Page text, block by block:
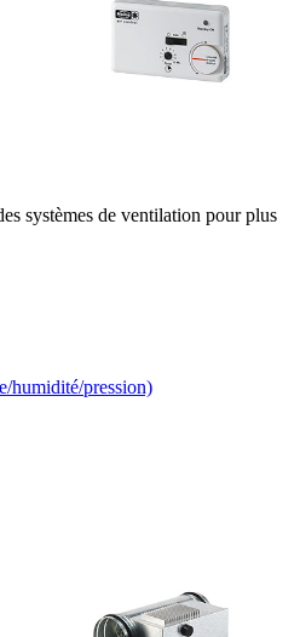
systèmes de ventilation pour plus
humidité/pression)